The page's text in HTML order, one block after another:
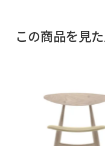
この商品を見